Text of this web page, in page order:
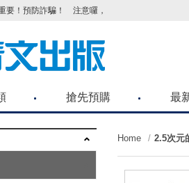
注意囉，不要被騙了！請各位喜歡青文購物網
搶先預購 最
Home 2.5次元